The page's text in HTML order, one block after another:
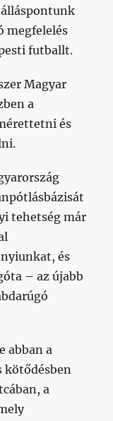
megfelelés
futballt.
Magyar
a
és
tehetség már
és
– az újabb
abban a
kötődésben
a